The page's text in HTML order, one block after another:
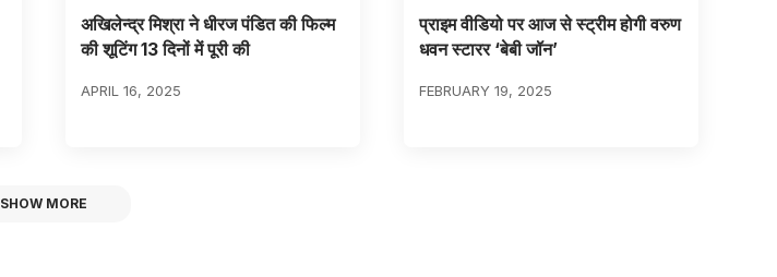
अखिलेन्द्र मिश्रा ने धीरज पंडित की फिल्म
की शूटिंग 13 दिनों में पूरी की
APRIL 16, 2025
प्राइम वीडियो पर आज से स्ट्रीम होगी वरुण
धवन स्टारर ‘बेबी जॉन’
FEBRUARY 19, 2025
SHOW MORE